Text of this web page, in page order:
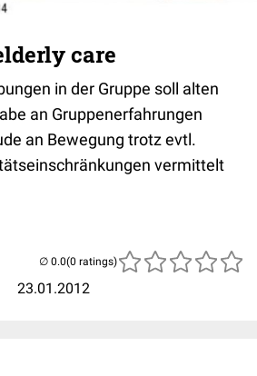
care
in der Gruppe soll alten
an Gruppenerfahrungen
an Bewegung trotz evtl.
vermittelt
23.01.2012
(0 ratings)